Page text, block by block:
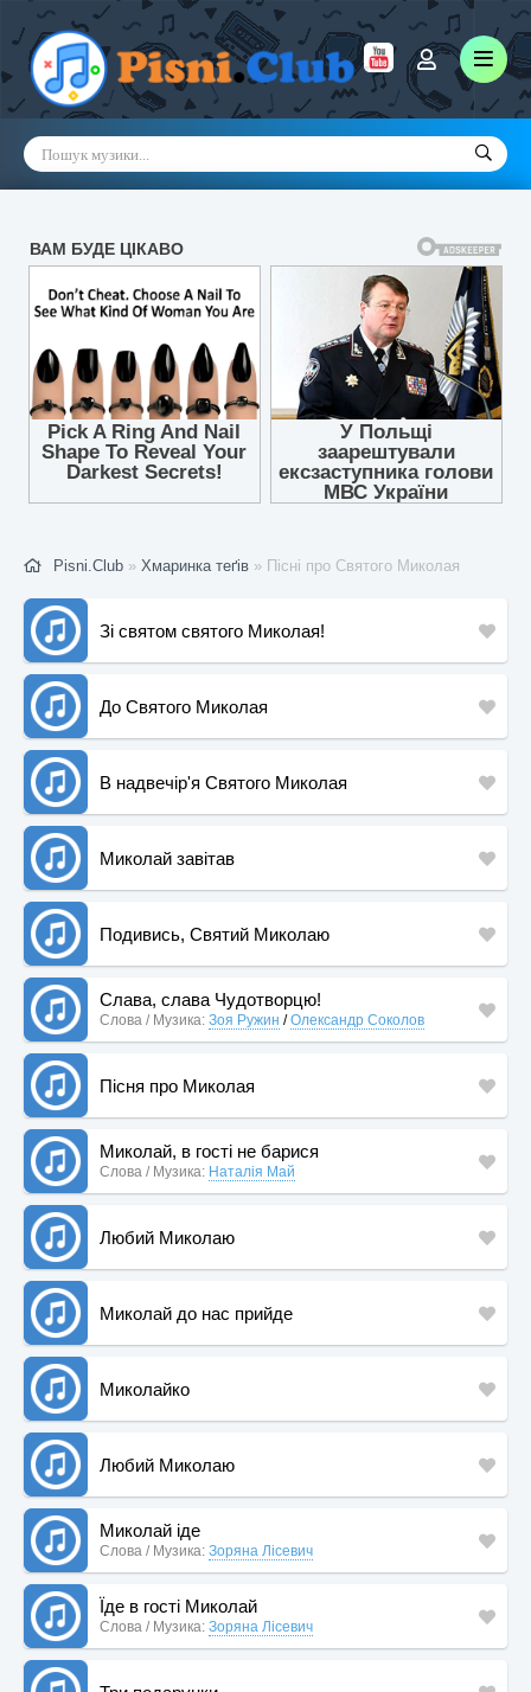
Pisni.Club » Хмаринка теґів » Пісні про Святого Миколая
Зі святом святого Миколая!
До Святого Миколая
В надвечір'я Святого Миколая
Миколай завітав
Подивись, Святий Миколаю
Слава, слава Чудотворцю!
Слова / Музика: Зоя Ружин /Олександр Соколов
Пісня про Миколая
Миколай, в гості не барися
Слова / Музика: Наталія Май
Любий Миколаю
Миколай до нас прийде
Миколайко
Любий Миколаю
Миколай іде
Слова / Музика: Зоряна Лісевич
Їде в гості Миколай
Слова / Музика: Зоряна Лісевич